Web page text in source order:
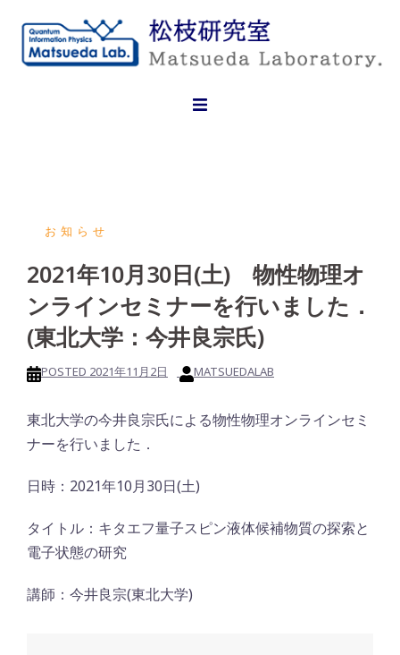
content
お知らせ
2021年10月30日(土) 物性物理オ
ンラインセミナーを行いました．
(東北大学：今井良宗氏)
POSTED 2021年11月2日 MATSUEDALAB
東北大学の今井良宗氏による物性物理オンラインセミ
ナーを行いました．
日時：2021年10月30日(土)
タイトル：キタエフ量子スピン液体候補物質の探索と
電子状態の研究
講師：今井良宗(東北大学)